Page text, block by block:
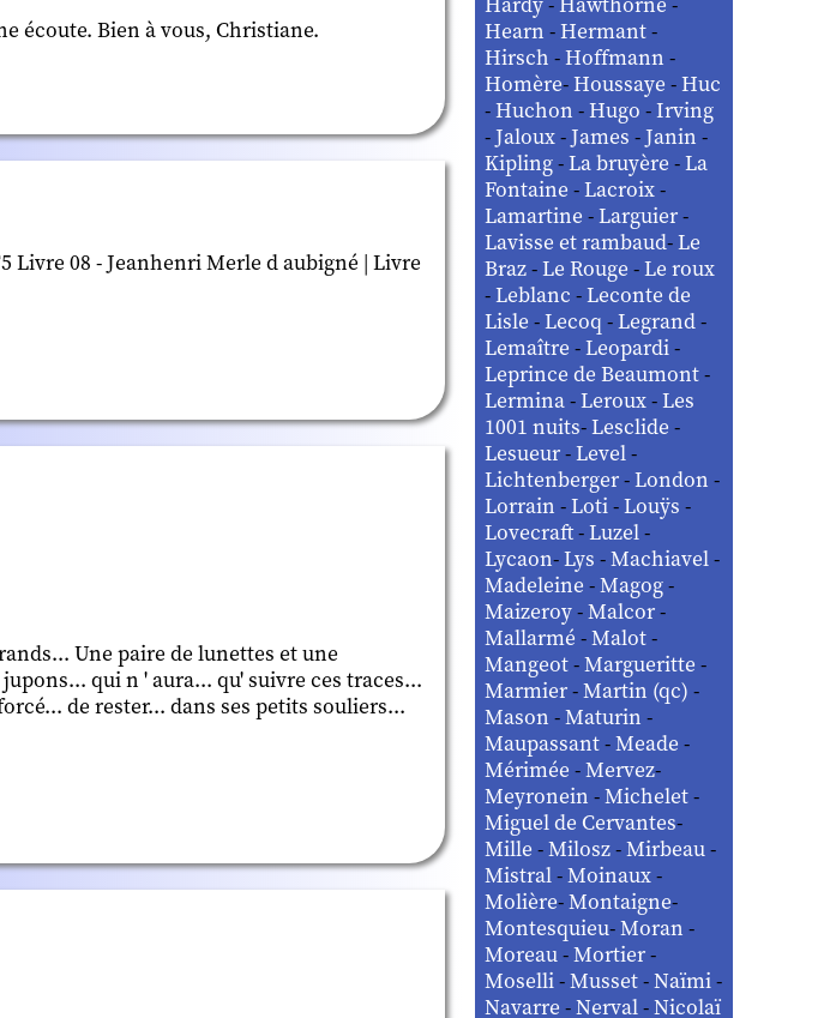
écoute. Bien à vous, Christiane.
Livre 08 - Jeanhenri Merle d aubigné | Livre
Une paire de lunettes et une
qui n ' aura... qu' suivre ces traces...
de rester... dans ses petits souliers...
Hardy-Hawthorne-
Hearn-Hermant-
Hirsch-Hoffmann-
Homère-Houssaye-Huc
-Huchon-Hugo-Irving
-Jaloux-James-Janin-
Kipling-La bruyère-La
Fontaine-Lacroix-
Lamartine-Larguier-
Lavisse et rambaud-Le
Braz-Le Rouge-Le roux
-Leblanc-Leconte de
Lisle-Lecoq-Legrand-
Lemaître-Leopardi-
Leprince de Beaumont-
Lermina-Leroux-Les
1001 nuits-Lesclide-
Lesueur-Level-
Lichtenberger-London-
Lorrain-Loti-Louÿs-
Lovecraft-Luzel-
Lycaon-Lys-Machiavel-
Madeleine-Magog-
Maizeroy-Malcor-
Mallarmé-Malot-
Mangeot-Margueritte-
Marmier-Martin (qc)-
Mason-Maturin-
Maupassant-Meade-
Mérimée-Mervez-
Meyronein-Michelet-
Miguel de Cervantes-
Mille-Milosz-Mirbeau-
Mistral-Moinaux-
Molière-Montaigne-
Montesquieu-Moran-
Moreau-Mortier-
Moselli-Musset-Naïmi-
Navarre-Nerval-Nicolaï